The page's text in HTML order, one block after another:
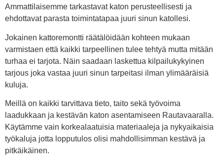
Ammattilaisemme tarkastavat katon perusteellisesti ja
ehdottavat parasta toimintatapaa juuri sinun katollesi.
Jokainen kattoremontti räätälöidään kohteen mukaan
varmistaen että kaikki tarpeellinen tulee tehtyä mutta mitään
turhaa ei tarjota. Näin saadaan laskettua kilpailukykyinen
tarjous joka vastaa juuri sinun tarpeitasi ilman ylimääräisiä
kuluja.
Meillä on kaikki tarvittava tieto, taito sekä työvoima
laadukkaan ja kestävän katon asentamiseen Rautavaaralla.
Käytämme vain korkealaatuisia materiaaleja ja nykyaikaisia
työkaluja jotta lopputulos olisi mahdollisimman kestävä ja
pitkäikäinen.